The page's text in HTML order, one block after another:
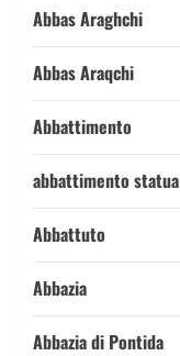
Abbas Araghchi
Abbas Araqchi
Abbattimento
abbattimento statua
Abbattuto
Abbazia
Abbazia di Pontida